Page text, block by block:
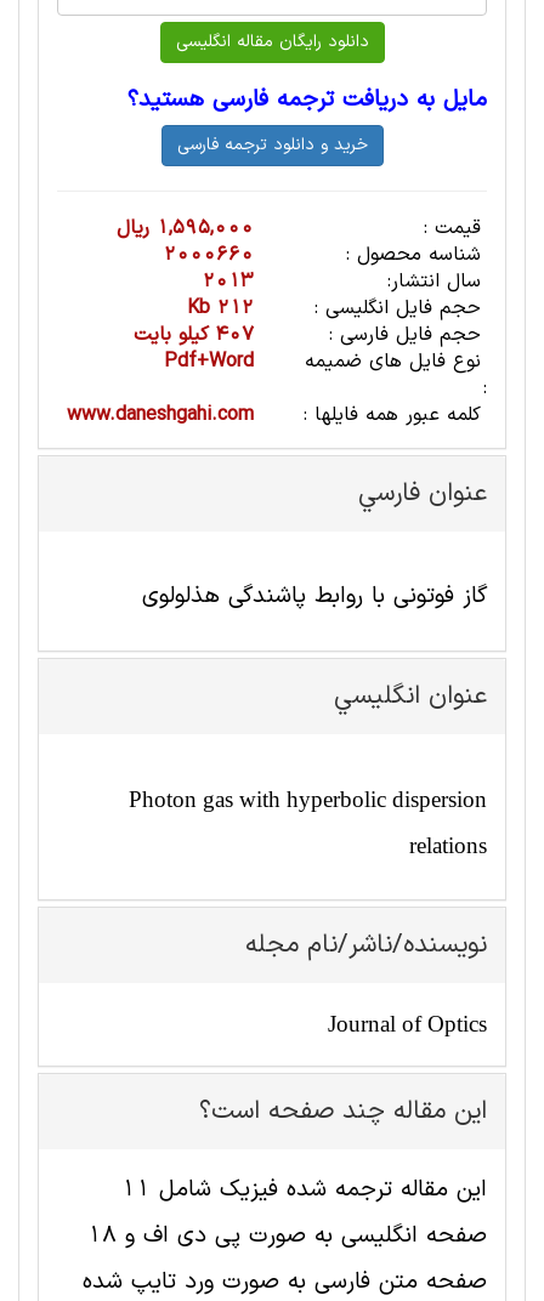
مایل به دریافت ترجمه فارسی هستید؟
قیمت :
1,595,000 ریال
شناسه محصول :
2000660
سال انتشار:
2013
حجم فایل انگلیسی :
212 Kb
حجم فایل فارسی :
407 کیلو بایت
نوع فایل های ضمیمه
:
Pdf+Word
کلمه عبور همه فایلها :
www.daneshgahi.com
عنوان فارسي
گاز فوتونی با روابط پاشندگی هذلولوی
عنوان انگليسي
Photon gas with hyperbolic dispersion
relations
نویسنده/ناشر/نام مجله
Journal of Optics
این مقاله چند صفحه است؟
این مقاله ترجمه شده فیزیک شامل 11
صفحه انگلیسی به صورت پی دی اف و 18
صفحه متن فارسی به صورت ورد تایپ شده